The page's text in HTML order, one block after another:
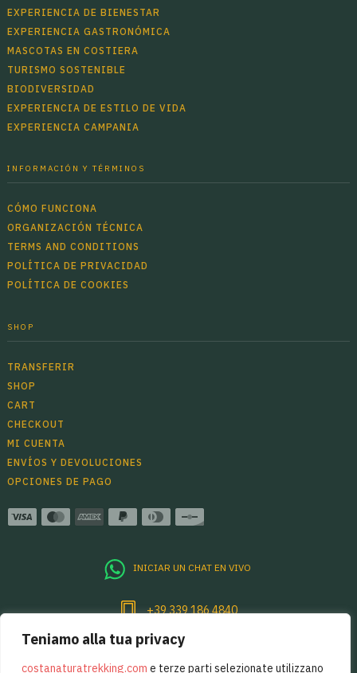
Teniamo alla tua privacy
costanaturatrekking.com e terze parti selezionate utilizzano
EXPERIENCIA DE BIENESTAR
EXPERIENCIA GASTRONÓMICA
MASCOTAS EN COSTIERA
TURISMO SOSTENIBLE
BIODIVERSIDAD
EXPERIENCIA DE ESTILO DE VIDA
EXPERIENCIA CAMPANIA
INFORMACIÓN Y TÉRMINOS
CÓMO FUNCIONA
ORGANIZACIÓN TÉCNICA
TERMS AND CONDITIONS
POLÍTICA DE PRIVACIDAD
POLÍTICA DE COOKIES
SHOP
TRANSFERIR
SHOP
CART
CHECKOUT
MI CUENTA
ENVÍOS Y DEVOLUCIONES
OPCIONES DE PAGO
INICIAR UN CHAT EN VIVO
+39 339 186 4840
Per sentirsi sempre un pò in Costiera
Amalfitana, basta restare in contatto.